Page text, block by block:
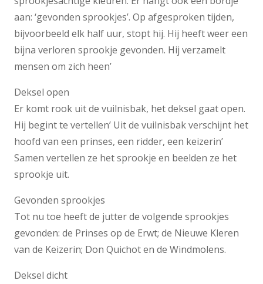
aan: ‘gevonden sprookjes’. Op afgesproken tijden,
bijvoorbeeld elk half uur, stopt hij. Hij heeft weer een
bijna verloren sprookje gevonden. Hij verzamelt
mensen om zich heen’
Deksel open
Er komt rook uit de vuilnisbak, het deksel gaat open.
Hij begint te vertellen’ Uit de vuilnisbak verschijnt het
hoofd van een prinses, een ridder, een keizerin’
Samen vertellen ze het sprookje en beelden ze het
sprookje uit.
Gevonden sprookjes
Tot nu toe heeft de jutter de volgende sprookjes
gevonden: de Prinses op de Erwt; de Nieuwe Kleren
van de Keizerin; Don Quichot en de Windmolens.
Deksel dicht